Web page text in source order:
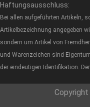
Haftungsausschluss:
Bei allen aufgeführten Artikeln,
Artikelbezeichnung angegeben
sondern um Artikel von
und Warenzeichen sind
der eindeutigen Identifikation.